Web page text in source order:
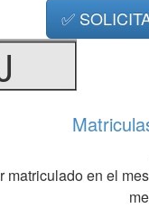
✅
matriculado en el